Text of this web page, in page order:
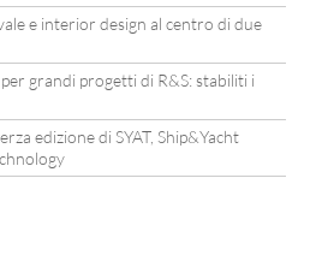
e interior design al centro di due
grandi progetti di R&S: stabiliti i
edizione di SYAT, Ship&Yacht